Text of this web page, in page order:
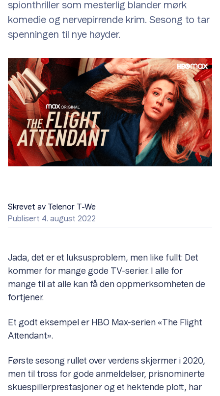
spionthriller som mesterlig blander mørk
komedie og nervepirrende krim. Sesong to tar
spenningen til nye høyder.
Skrevet av Telenor T-We
Publisert 4. august 2022
Jada, det er et luksusproblem, men like fullt: Det
kommer for mange gode TV-serier. I alle for
mange til at alle kan få den oppmerksomheten de
fortjener.
Et godt eksempel er HBO Max-serien «The Flight
Attendant».
Første sesong rullet over verdens skjermer i 2020,
men til tross for gode anmeldelser, prisnominerte
skuespillerprestasjoner og et hektende plott, har